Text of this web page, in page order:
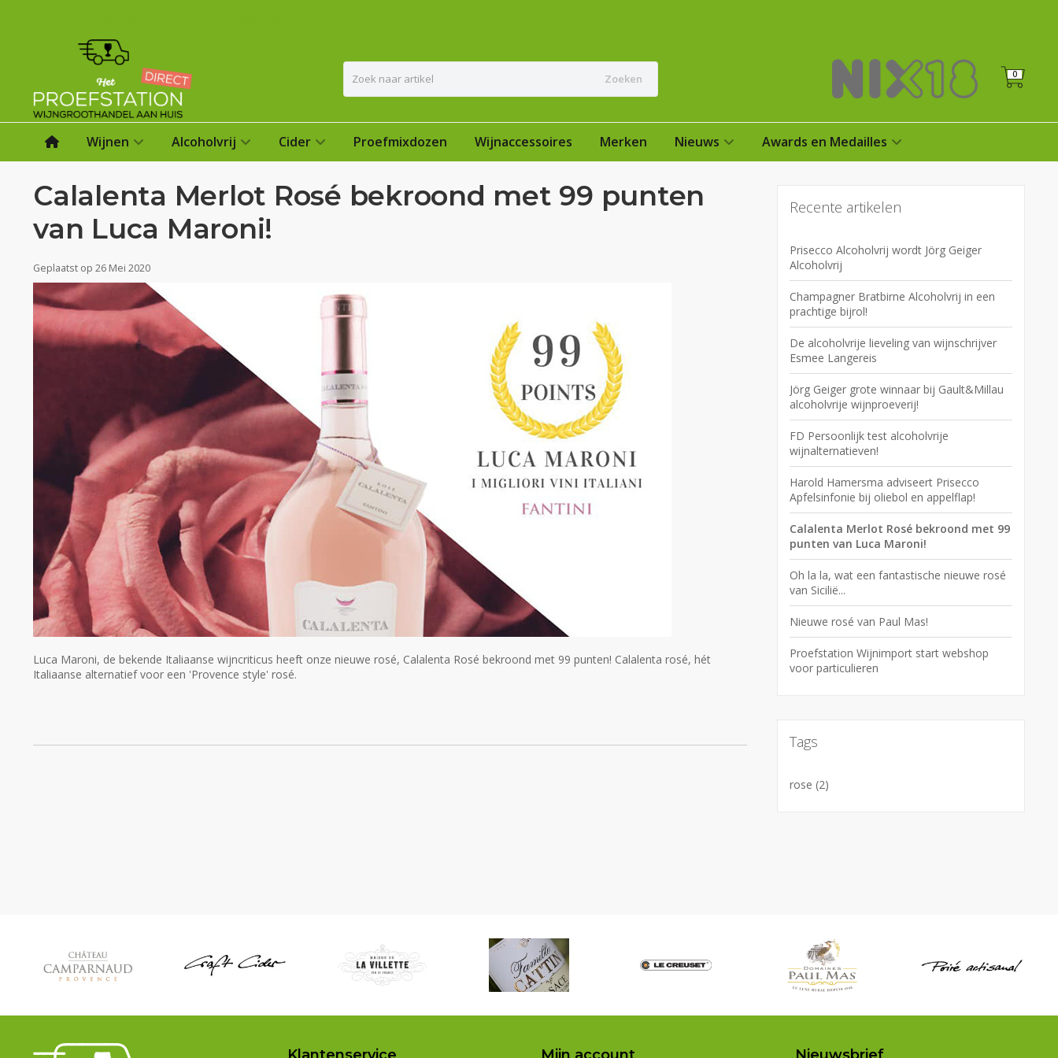
Zoeken 0
Wijnen Alcoholvrij Cider Proefmixdozen Wijnaccessoires Merken Nieuws Awards en Medailles
Calalenta Merlot Rosé bekroond met 99 punten
van Luca Maroni!
Geplaatst op 26 Mei 2020
Luca Maroni, de bekende Italiaanse wijncriticus heeft onze nieuwe rosé, Calalenta Rosé bekroond met 99 punten! Calalenta rosé, hét
Italiaanse alternatief voor een 'Provence style' rosé.
Recente artikelen
Prisecco Alcoholvrij wordt Jörg Geiger
Alcoholvrij
Champagner Bratbirne Alcoholvrij in een
prachtige bijrol!
De alcoholvrije lieveling van wijnschrijver
Esmee Langereis
Jörg Geiger grote winnaar bij Gault&Millau
alcoholvrije wijnproeverij!
FD Persoonlijk test alcoholvrije
wijnalternatieven!
Harold Hamersma adviseert Prisecco
Apfelsinfonie bij oliebol en appelflap!
Calalenta Merlot Rosé bekroond met 99
punten van Luca Maroni!
Oh la la, wat een fantastische nieuwe rosé
van Sicilië...
Nieuwe rosé van Paul Mas!
Proefstation Wijnimport start webshop
voor particulieren
Tags
rose (2)